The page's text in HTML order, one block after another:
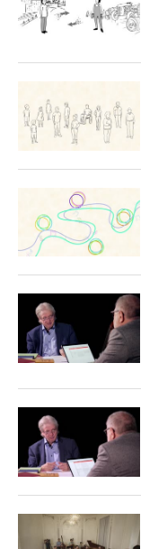
zu ermöglichen).